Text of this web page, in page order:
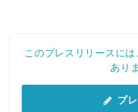
このプレスリリースに
あり
プ